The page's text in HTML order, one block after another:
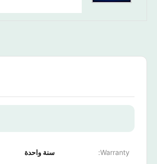
Warranty: سنة واحدة